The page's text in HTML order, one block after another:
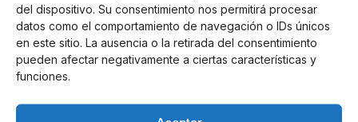
del dispositivo. Su consentimiento nos permitirá procesar
datos como el comportamiento de navegación o IDs únicos
en este sitio. La ausencia o la retirada del consentimiento
pueden afectar negativamente a ciertas características y
funciones.
reforzar los resultados de las encuestas, que sitúan
aal PP como primera fuerza política. Este será el
punto culmen de un proceso, "de un año, cincelando
con la sociedad la alternativa para España".
??@pablocasado_convoca una